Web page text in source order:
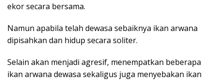
ekor secara bersama.
Namun apabila telah dewasa sebaiknya ikan arwana
dipisahkan dan hidup secara soliter.
Selain akan menjadi agresif, menempatkan beberapa
ikan arwana dewasa sekaligus juga menyebakan ikan